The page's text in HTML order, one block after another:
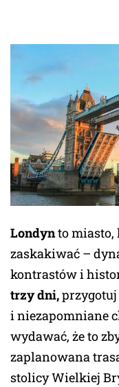
Londynto miasto,
zaskakiwać –
kontrastów i
trzy dni,
i niezapomniane
wydawać, że to
zaplanowana
stolicy Wielkiej